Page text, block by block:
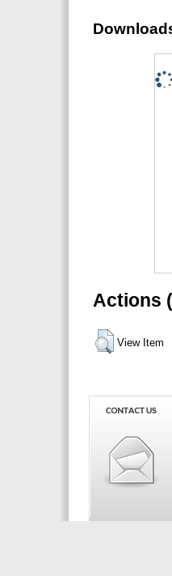
Actions
View Item